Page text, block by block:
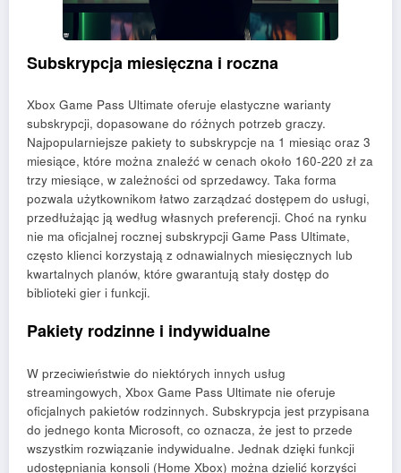
Subskrypcja miesięczna i roczna
Xbox Game Pass Ultimate oferuje elastyczne warianty
subskrypcji, dopasowane do różnych potrzeb graczy.
Najpopularniejsze pakiety to subskrypcje na 1 miesiąc oraz 3
miesiące, które można znaleźć w cenach około 160-220 zł za
trzy miesiące, w zależności od sprzedawcy. Taka forma
pozwala użytkownikom łatwo zarządzać dostępem do usługi,
przedłużając ją według własnych preferencji. Choć na rynku
nie ma oficjalnej rocznej subskrypcji Game Pass Ultimate,
często klienci korzystają z odnawialnych miesięcznych lub
kwartalnych planów, które gwarantują stały dostęp do
biblioteki gier i funkcji.
Pakiety rodzinne i indywidualne
W przeciwieństwie do niektórych innych usług
streamingowych, Xbox Game Pass Ultimate nie oferuje
oficjalnych pakietów rodzinnych. Subskrypcja jest przypisana
do jednego konta Microsoft, co oznacza, że jest to przede
wszystkim rozwiązanie indywidualne. Jednak dzięki funkcji
udostępniania konsoli (Home Xbox) można dzielić korzyści